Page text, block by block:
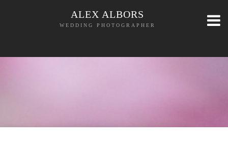
ALEX ALBORS
WEDDING PHOTOGRAPHER